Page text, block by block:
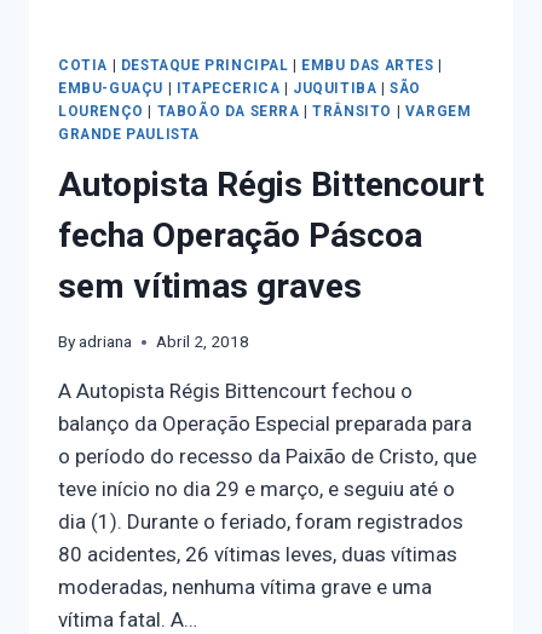
COTIA | DESTAQUE PRINCIPAL | EMBU DAS ARTES |
EMBU-GUAÇU | ITAPECERICA | JUQUITIBA |SÃO
LOURENÇO | TABOÃO DA SERRA |TRÂNSITO | VARGEM
GRANDE PAULISTA
Autopista Régis Bittencourt
fecha Operação Páscoa
sem vítimas graves
Byadriana Abril 2, 2018
A Autopista Régis Bittencourt fechou o
balanço da Operação Especial preparada para
o período do recesso da Paixão de Cristo, que
teve início no dia 29 e março, e seguiu até o
dia (1). Durante o feriado, foram registrados
80 acidentes, 26 vítimas leves, duas vítimas
moderadas, nenhuma vítima grave e uma
vítima fatal. A…